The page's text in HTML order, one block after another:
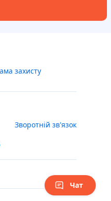
захисту
Зворотній зв'язок
Чат